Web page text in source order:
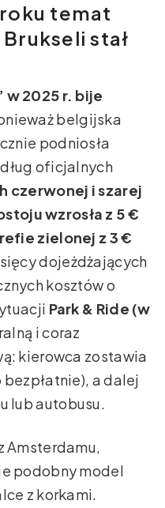
temat
stał
w 2025 r. bije
belgijska
podniosła
oficjalnych
czerwonej i szarej
wzrosła z 5 €
zielonej z 3 €
dojeżdżających
kosztów o
Park & Ride (w
i coraz
kierowca zostawia
a dalej
lub autobusu.
Amsterdamu,
podobny model
z korkami.